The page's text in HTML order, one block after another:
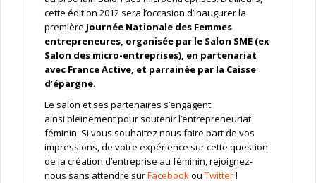
cette édition 2012 sera l’occasion d’inaugurer la
première Journée Nationale des Femmes
entrepreneures, organisée par le Salon SME (ex
Salon des micro-entreprises), en partenariat
avec France Active, et parrainée par la Caisse
d’épargne.
Le salon et ses partenaires s’engagent
ainsi pleinement pour soutenir l’entrepreneuriat
féminin. Si vous souhaitez nous faire part de vos
impressions, de votre expérience sur cette question
de la création d’entreprise au féminin, rejoignez-
nous sans attendre surFacebookou Twitter!